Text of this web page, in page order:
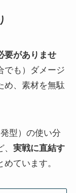
要がありませ
でも）ダメージ
め、素材を無駄
型）の使い分
実戦に直結す
ています。